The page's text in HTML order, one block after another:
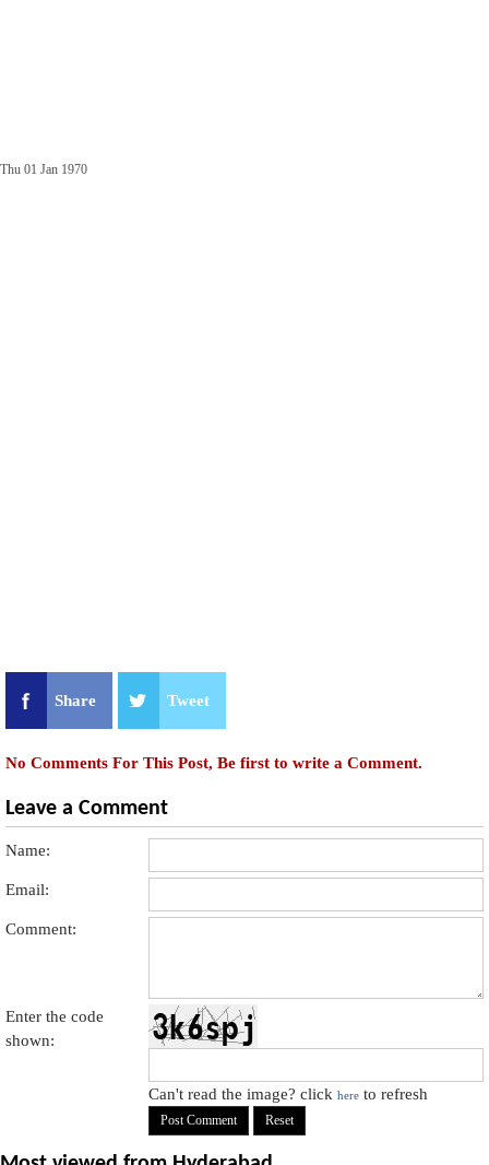
Thu 01 Jan 1970
Share Tweet
No Comments For This Post, Be first to write a Comment.
Leave a Comment
Name:
Email:
Comment:
Enter the code
shown:
Can't read the image? clickhere to refresh